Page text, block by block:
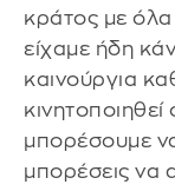
κράτος με
είχαμε ήδη
καινούργια
μπορέσουμε
μπορέσεις να